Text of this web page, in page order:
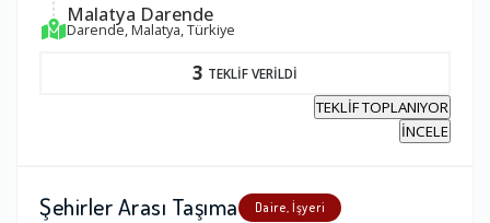
Malatya Darende
Darende, Malatya, Türkiye
3 TEKLİF VERİLDİ
TEKLİF TOPLANIYOR
İNCELE
Şehirler Arası Taşıma Daire, İşyeri